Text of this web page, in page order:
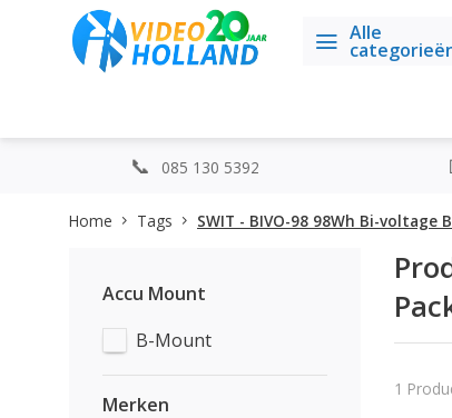
Alle
085 130 5392
Home Tags SWIT - BIVO-98 98Wh Bi-voltage
Accu Mount
B-Mount
Merken
1